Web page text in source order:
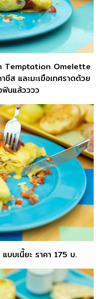
Temptation Omelette
ส และมะเขือเทศราดด้วย
นแล้วววว
บบเนี๊ยะ ราคา 175 บ.